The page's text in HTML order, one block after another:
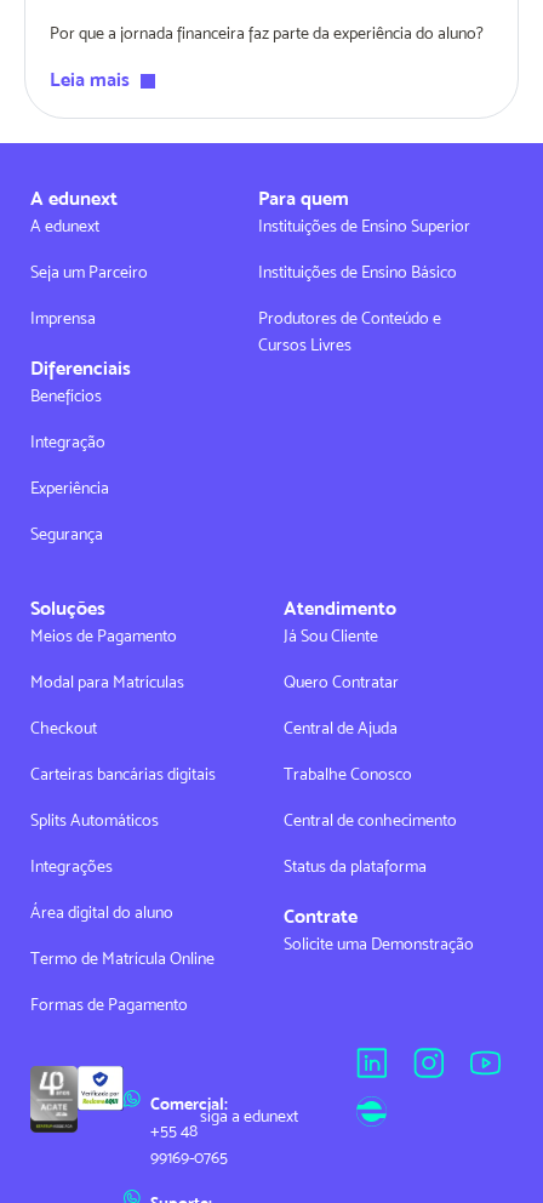
Por que a jornada financeira faz parte da experiência do aluno?
Leia mais
A edunext
A edunext
Seja um Parceiro
Imprensa
Diferenciais
Benefícios
Integração
Experiência
Segurança
Para quem
Instituições de Ensino Superior
Instituições de Ensino Básico
Produtores de Conteúdo e
Cursos Livres
Soluções
Meios de Pagamento
Modal para Matrículas
Checkout
Carteiras bancárias digitais
Splits Automáticos
Integrações
Área digital do aluno
Termo de Matrícula Online
Formas de Pagamento
Atendimento
Já Sou Cliente
Quero Contratar
Central de Ajuda
Trabalhe Conosco
Central de conhecimento
Status da plataforma
Contrate
Solicite uma Demonstração
Comercial:
+55 48
99169-0765
siga a edunext